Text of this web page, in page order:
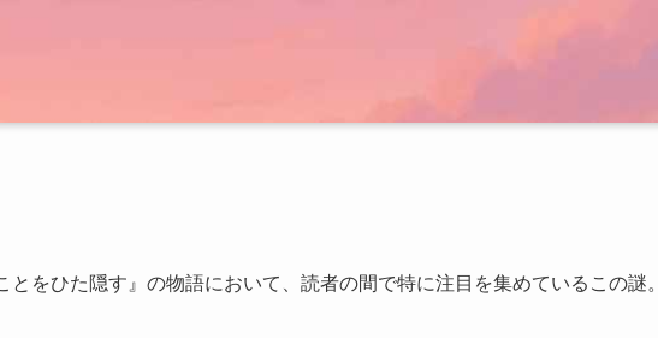
とをひた隠す』の物語において、読者の間で特に注目を集めているこの謎。